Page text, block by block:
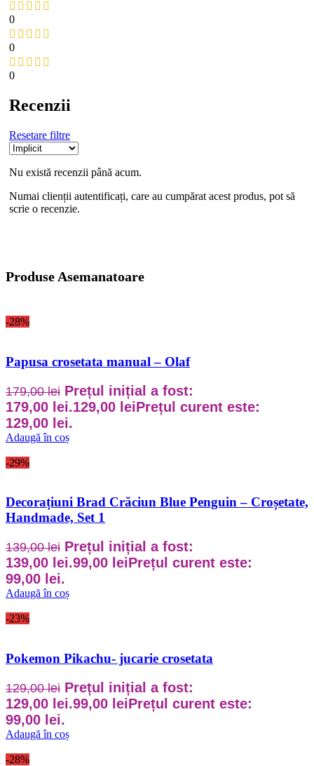
0
0
0
Recenzii
Resetare filtre
Nu există recenzii până acum.
Numai clienții autentificați, care au cumpărat acest produs, pot să
scrie o recenzie.
Produse Asemanatoare
-28%
Papusa crosetata manual – Olaf
179,00lei Prețul inițial a fost:
179,00 lei.129,00 leiPrețul curent este:
129,00 lei.
Adaugă în coș
-29%
Decorațiuni Brad Crăciun Blue Penguin – Croșetate,
Handmade, Set 1
139,00lei Prețul inițial a fost:
139,00 lei.99,00 leiPrețul curent este:
99,00 lei.
Adaugă în coș
-23%
Pokemon Pikachu- jucarie crosetata
129,00lei Prețul inițial a fost:
129,00 lei.99,00 leiPrețul curent este:
99,00 lei.
Adaugă în coș
-28%